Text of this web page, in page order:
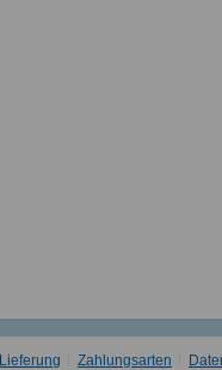
Lieferung Zahlungsarten